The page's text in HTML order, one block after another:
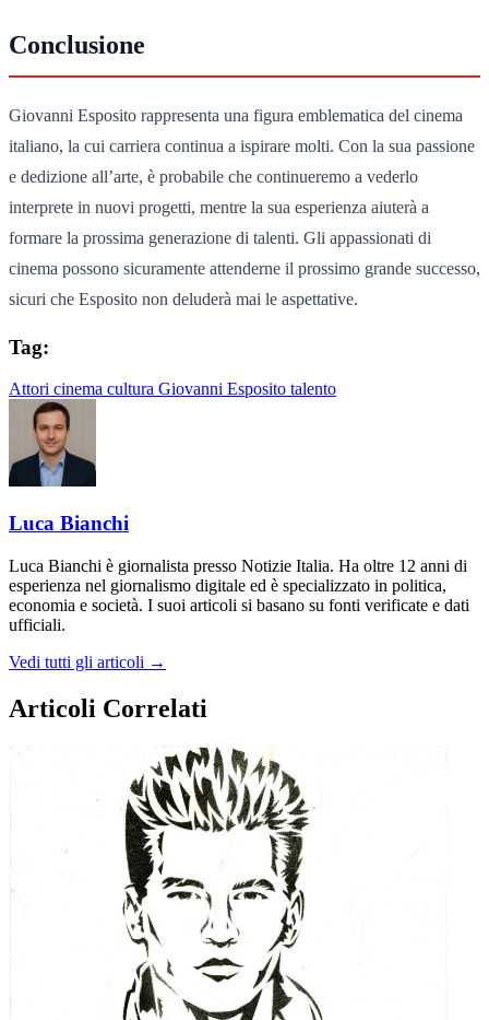
Conclusione
Giovanni Esposito rappresenta una figura emblematica del cinema
italiano, la cui carriera continua a ispirare molti. Con la sua passione
e dedizione all’arte, è probabile che continueremo a vederlo
interprete in nuovi progetti, mentre la sua esperienza aiuterà a
formare la prossima generazione di talenti. Gli appassionati di
cinema possono sicuramente attenderne il prossimo grande successo,
sicuri che Esposito non deluderà mai le aspettative.
Tag:
Attori cinema cultura Giovanni Esposito talento
Luca Bianchi
Luca Bianchi è giornalista presso Notizie Italia. Ha oltre 12 anni di
esperienza nel giornalismo digitale ed è specializzato in politica,
economia e società. I suoi articoli si basano su fonti verificate e dati
ufficiali.
Vedi tutti gli articoli →
Articoli Correlati